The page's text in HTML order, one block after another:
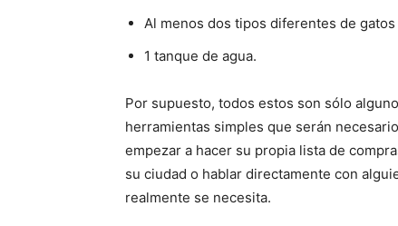
Al menos dos tipos diferentes de
1 tanque de agua.
Por supuesto, todos estos son sólo
herramientas simples que serán
empezar a hacer su propia lista de
su ciudad o hablar directamente con
realmente se necesita.